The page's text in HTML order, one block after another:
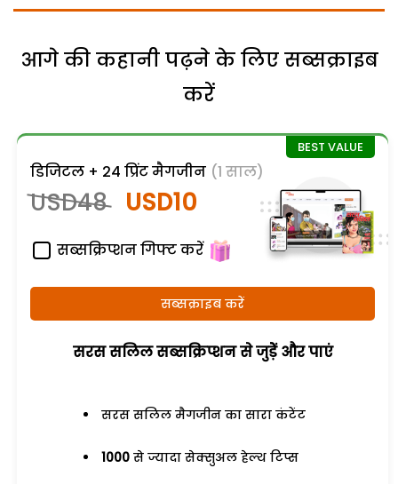
आगे की कहानी पढ़ने के लिए सब्सक्राइब
करें
डिजिटल + 24 प्रिंट मैगजीन (1 साल)
USD48 USD10
सब्सक्रिप्शन गिफ्ट करें
सब्सक्राइब करें
सरस सलिल सब्सक्रिप्शन से जुड़ेें और पाएं
सरस सलिल मैगजीन का सारा कंटेंट
1000 से ज्यादा सेक्सुअल हेल्थ टिप्स